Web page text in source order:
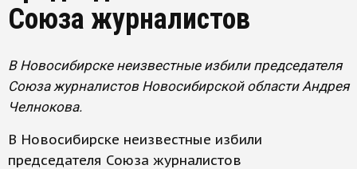
Союза журналистов
В Новосибирске неизвестные избили председателя
Союза журналистов Новосибирской области Андрея
Челнокова.
В Новосибирске неизвестные избили
председателя Союза журналистов